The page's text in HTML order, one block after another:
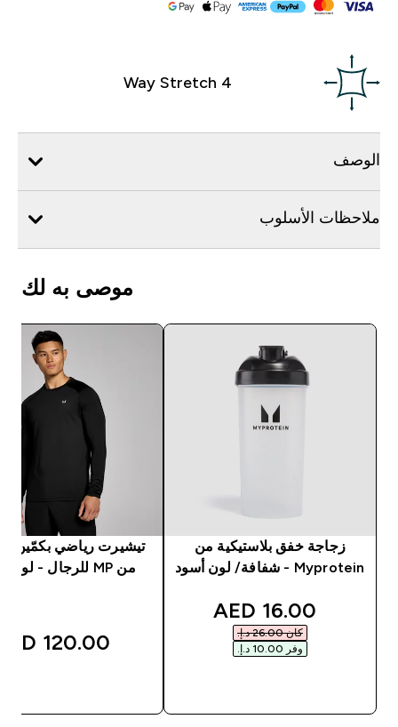
4 Way Stretch
الوصف
ملاحظات الأسلوب
موصى به لك
زجاجة خفق بلاستيكية من
Myprotein - شفافة/ لون أسود
discounted price
16.00 AED‎
كان ‏26.00 د.إ.‏‎
وفر ‏10.00 د.إ.‏‎
تيشيرت رياضي بكمّين
من MP للرجال - لون أسود
120.00 AED‎